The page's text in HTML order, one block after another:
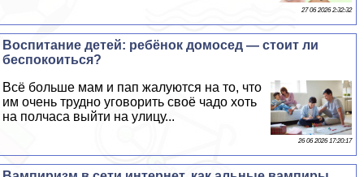
27 06 2026 2:32:32
Воспитание детей: ребёнок домосед — стоит ли
беспокоиться?
Всё больше мам и пап жалуются на то, что
им очень трудно уговорить своё чадо хоть
на полчаса выйти на улицу...
26 06 2026 17:20:17